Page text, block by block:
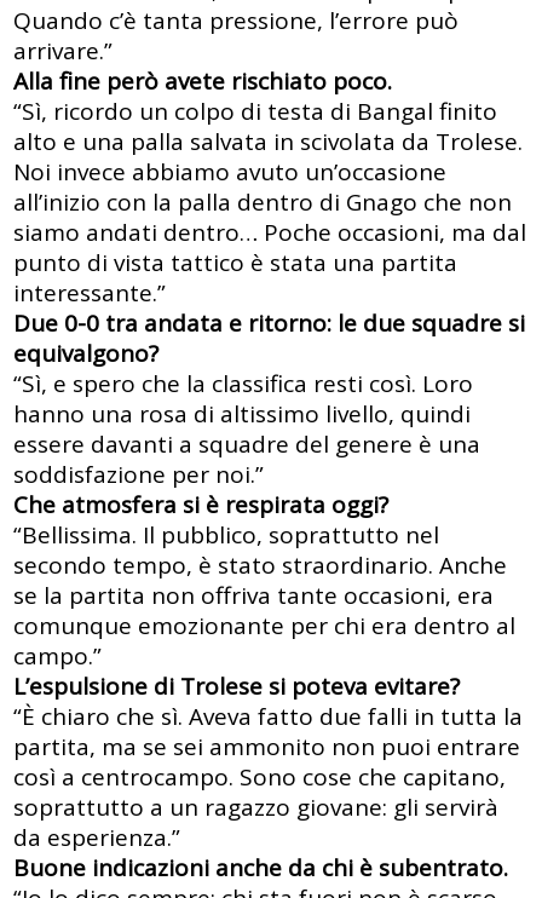
Quando c’è tanta pressione, l’errore può
arrivare.”
Alla fine però avete rischiato poco.
“Sì, ricordo un colpo di testa di Bangal finito
alto e una palla salvata in scivolata da Trolese.
Noi invece abbiamo avuto un’occasione
all’inizio con la palla dentro di Gnago che non
siamo andati dentro… Poche occasioni, ma dal
punto di vista tattico è stata una partita
interessante.”
Due 0-0 tra andata e ritorno: le due squadre si
equivalgono?
“Sì, e spero che la classifica resti così. Loro
hanno una rosa di altissimo livello, quindi
essere davanti a squadre del genere è una
soddisfazione per noi.”
Che atmosfera si è respirata oggi?
“Bellissima. Il pubblico, soprattutto nel
secondo tempo, è stato straordinario. Anche
se la partita non offriva tante occasioni, era
comunque emozionante per chi era dentro al
campo.”
L’espulsione di Trolese si poteva evitare?
“È chiaro che sì. Aveva fatto due falli in tutta la
partita, ma se sei ammonito non puoi entrare
così a centrocampo. Sono cose che capitano,
soprattutto a un ragazzo giovane: gli servirà
da esperienza.”
Buone indicazioni anche da chi è subentrato.